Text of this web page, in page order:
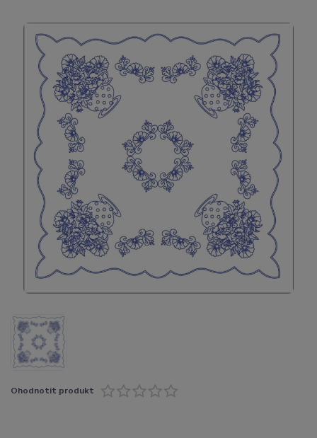
Ohodnotit produkt